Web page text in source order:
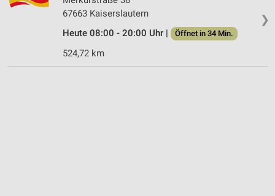
❯
67663 Kaiserslautern
Heute 08:00 - 20:00 Uhr |
Öffnet in 34 Min.
524,72 km